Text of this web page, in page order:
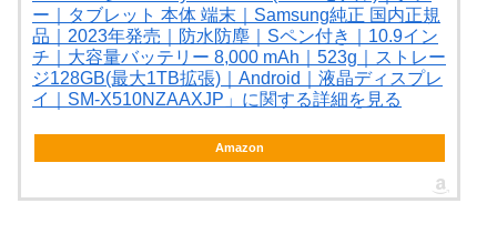
ー｜タブレット 本体 端末｜Samsung純正 国内正規
品｜2023年発売｜防水防塵｜Sペン付き｜10.9イン
チ｜大容量バッテリー 8,000 mAh｜523g｜ストレー
ジ128GB(最大1TB拡張)｜Android｜液晶ディスプレ
イ｜SM-X510NZAAXJP」に関する詳細を見る
Amazon